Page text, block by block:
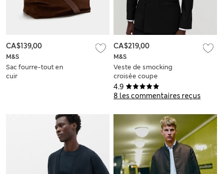
M&S
Sac fourre-tout en
cuir
CA$139,00
4.9
8 les commentaires reçus
M&S
Veste de smocking
croisée coupe
cintrée
CA$219,00